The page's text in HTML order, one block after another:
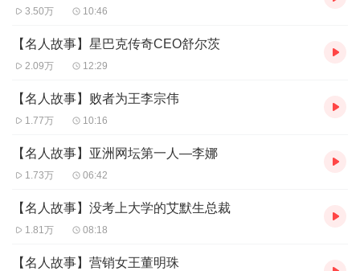
3.50万 10:46
【名人故事】星巴克传奇CEO舒尔茨
2.09万 12:29
【名人故事】败者为王李宗伟
1.77万 10:16
【名人故事】亚洲网坛第一人—李娜
1.73万 06:42
【名人故事】没考上大学的艾默生总裁
1.81万 08:18
【名人故事】营销女王董明珠